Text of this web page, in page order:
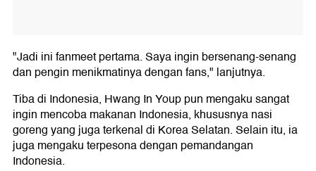
"Jadi ini fanmeet pertama. Saya ingin bersenang-senang
dan pengin menikmatinya dengan fans," lanjutnya.
Tiba di Indonesia, Hwang In Youp pun mengaku sangat
ingin mencoba makanan Indonesia, khususnya nasi
goreng yang juga terkenal di Korea Selatan. Selain itu, ia
juga mengaku terpesona dengan pemandangan
Indonesia.